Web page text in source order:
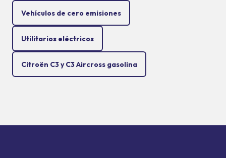
Vehículos de cero emisiones
Utilitarios eléctricos
Citroën C3 y C3 Aircross gasolina